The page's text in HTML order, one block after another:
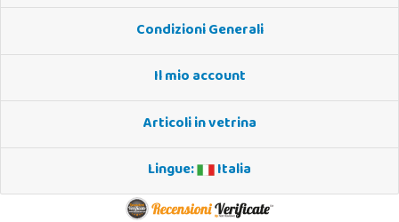
Condizioni Generali
Il mio account
Articoli in vetrina
Lingue:
Italia